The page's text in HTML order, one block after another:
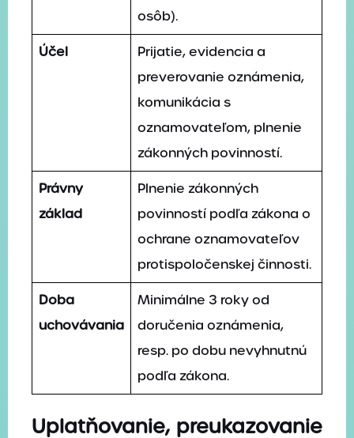
osôb).
Účel
Prijatie, evidencia a
preverovanie oznámenia,
komunikácia s
oznamovateľom, plnenie
zákonných povinností.
Právny
základ
Plnenie zákonných
povinností podľa zákona o
ochrane oznamovateľov
protispoločenskej činnosti.
Doba
uchovávania
Minimálne 3 roky od
doručenia oznámenia,
resp. po dobu nevyhnutnú
podľa zákona.
Uplatňovanie, preukazovanie